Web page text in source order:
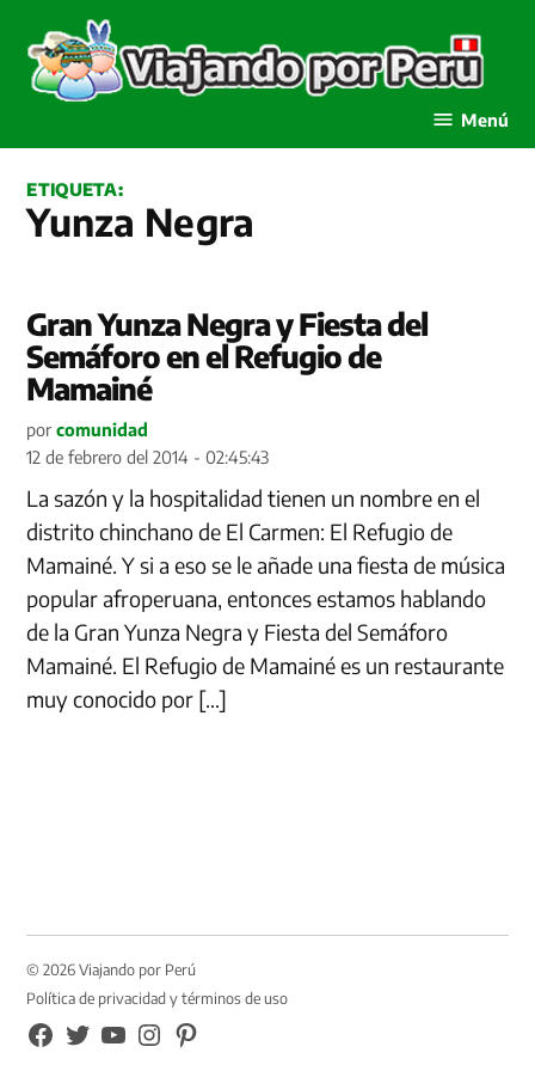
contenido
Menú
ETIQUETA:
Yunza Negra
Gran Yunza Negra y Fiesta del
Semáforo en el Refugio de
Mamainé
por comunidad
12 de febrero del 2014 - 02:45:43
La sazón y la hospitalidad tienen un nombre en el
distrito chinchano de El Carmen: El Refugio de
Mamainé. Y si a eso se le añade una fiesta de música
popular afroperuana, entonces estamos hablando
de la Gran Yunza Negra y Fiesta del Semáforo
Mamainé. El Refugio de Mamainé es un restaurante
muy conocido por […]
© 2026 Viajando por Perú
Política de privacidad y términos de uso
FB
TW YouTubeInstagramPinterest